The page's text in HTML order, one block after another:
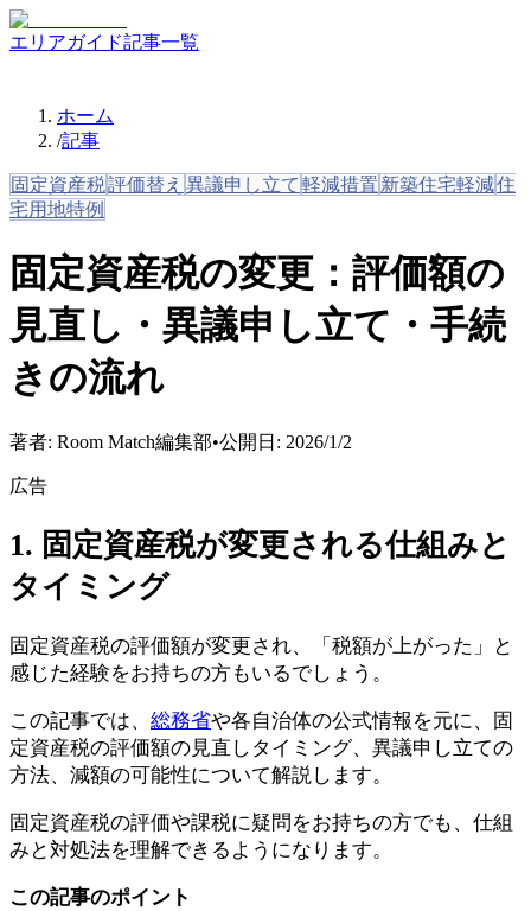
エリアガイド記事一覧
ホーム
/記事
固定資産税評価替え 異議申し立て 軽減措置 新築住宅軽減住
宅用地特例
固定資産税の変更：評価額の
見直し・異議申し立て・手続
きの流れ
著者: Room Match編集部•公開日: 2026/1/2
広告
1. 固定資産税が変更される仕組みと
タイミング
固定資産税の評価額が変更され、「税額が上がった」と
感じた経験をお持ちの方もいるでしょう。
この記事では、 総務省や各自治体の公式情報を元に、固
定資産税の評価額の見直しタイミング、異議申し立ての
方法、減額の可能性について解説します。
固定資産税の評価や課税に疑問をお持ちの方でも、仕組
みと対処法を理解できるようになります。
この記事のポイント